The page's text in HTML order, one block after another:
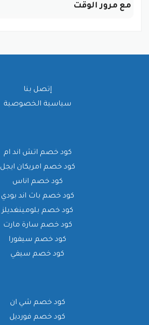
مع مرور الوقت
إتصل بنا
سياسية الخصوصية
كود خصم اتش اند ام
كود خصم امريكان ايجل
كود خصم اناس
كود خصم باث اند بودي
كود خصم بلومينغديلز
كود خصم سارة مارت
كود خصم سيفورا
كود خصم سيفي
كود خصم شي ان
كود خصم فورديل